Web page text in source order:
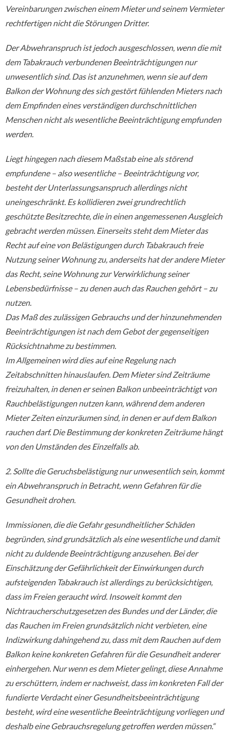
Vereinbarungen zwischen einem Mieter und seinem Vermieter
rechtfertigen nicht die Störungen Dritter.
Der Abwehranspruch ist jedoch ausgeschlossen, wenn die mit
dem Tabakrauch verbundenen Beeinträchtigungen nur
unwesentlich sind. Das ist anzunehmen, wenn sie auf dem
Balkon der Wohnung des sich gestört fühlenden Mieters nach
dem Empfinden eines verständigen durchschnittlichen
Menschen nicht als wesentliche Beeinträchtigung empfunden
werden.
Liegt hingegen nach diesem Maßstab eine als störend
empfundene – also wesentliche – Beeinträchtigung vor,
besteht der Unterlassungsanspruch allerdings nicht
uneingeschränkt. Es kollidieren zwei grundrechtlich
geschützte Besitzrechte, die in einen angemessenen Ausgleich
gebracht werden müssen. Einerseits steht dem Mieter das
Recht auf eine von Belästigungen durch Tabakrauch freie
Nutzung seiner Wohnung zu, anderseits hat der andere Mieter
das Recht, seine Wohnung zur Verwirklichung seiner
Lebensbedürfnisse – zu denen auch das Rauchen gehört – zu
nutzen.
Das Maß des zulässigen Gebrauchs und der hinzunehmenden
Beeinträchtigungen ist nach dem Gebot der gegenseitigen
Rücksichtnahme zu bestimmen.
Im Allgemeinen wird dies auf eine Regelung nach
Zeitabschnitten hinauslaufen. Dem Mieter sind Zeiträume
freizuhalten, in denen er seinen Balkon unbeeinträchtigt von
Rauchbelästigungen nutzen kann, während dem anderen
Mieter Zeiten einzuräumen sind, in denen er auf dem Balkon
rauchen darf. Die Bestimmung der konkreten Zeiträume hängt
von den Umständen des Einzelfalls ab.
2. Sollte die Geruchsbelästigung nur unwesentlich sein, kommt
ein Abwehranspruch in Betracht, wenn Gefahren für die
Gesundheit drohen.
Immissionen, die die Gefahr gesundheitlicher Schäden
begründen, sind grundsätzlich als eine wesentliche und damit
nicht zu duldende Beeinträchtigung anzusehen. Bei der
Einschätzung der Gefährlichkeit der Einwirkungen durch
aufsteigenden Tabakrauch ist allerdings zu berücksichtigen,
dass im Freien geraucht wird. Insoweit kommt den
Nichtraucherschutzgesetzen des Bundes und der Länder, die
das Rauchen im Freien grundsätzlich nicht verbieten, eine
Indizwirkung dahingehend zu, dass mit dem Rauchen auf dem
Balkon keine konkreten Gefahren für die Gesundheit anderer
einhergehen. Nur wenn es dem Mieter gelingt, diese Annahme
zu erschüttern, indem er nachweist, dass im konkreten Fall der
fundierte Verdacht einer Gesundheitsbeeinträchtigung
besteht, wird eine wesentliche Beeinträchtigung vorliegen und
deshalb eine Gebrauchsregelung getroffen werden müssen.“